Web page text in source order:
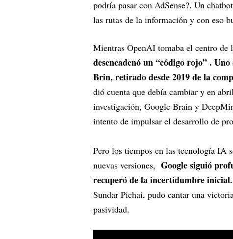
podría pasar con AdSense?. Un
las rutas de la información y con eso
Mientras OpenAI tomaba el centro de
desencadenó un “código rojo” .
Brin, retirado desde 2019 de la
dió cuenta que debía cambiar y en
investigación, Google Brain y
intento de impulsar el desarrollo de
Pero los tiempos en las tecnología IA
nuevas versiones, Google siguió
recuperó de la incertidumbre inicial.
Sundar Pichai, pudo cantar una
pasividad.